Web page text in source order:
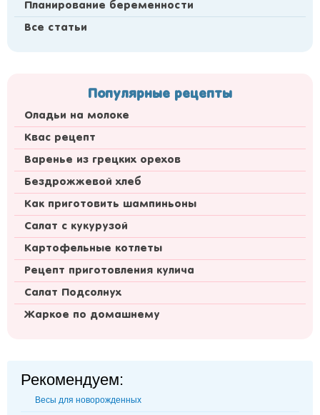
Планирование беременности
Все статьи
Популярные рецепты
Оладьи на молоке
Квас рецепт
Варенье из грецких орехов
Бездрожжевой хлеб
Как приготовить шампиньоны
Салат с кукурузой
Картофельные котлеты
Рецепт приготовления кулича
Салат Подсолнух
Жаркое по домашнему
Рекомендуем:
Весы для новорожденных